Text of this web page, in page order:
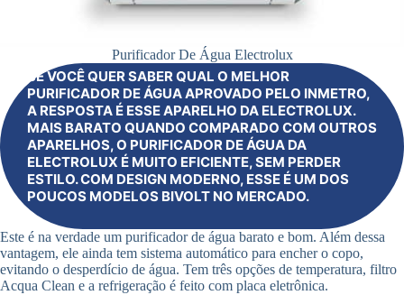
Purificador De Água Electrolux
SE VOCÊ QUER SABER QUAL O MELHOR
PURIFICADOR DE ÁGUA APROVADO PELO INMETRO,
A RESPOSTA É ESSE APARELHO DA ELECTROLUX.
MAIS BARATO QUANDO COMPARADO COM OUTROS
APARELHOS, O PURIFICADOR DE ÁGUA DA
ELECTROLUX É MUITO EFICIENTE, SEM PERDER
ESTILO. COM DESIGN MODERNO, ESSE É UM DOS
POUCOS MODELOS BIVOLT NO MERCADO.
Este é na verdade um purificador de água barato e bom. Além dessa
vantagem, ele ainda tem sistema automático para encher o copo,
evitando o desperdício de água. Tem três opções de temperatura, filtro
Acqua Clean e a refrigeração é feito com placa eletrônica.